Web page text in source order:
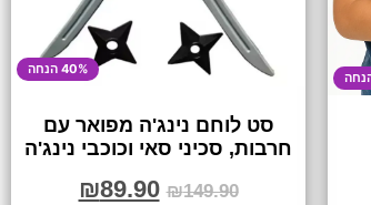
40% הנחה
סט לוחם נינג'ה מפואר עם
חרבות, סכיני סאי וכוכבי נינג'ה
₪149.90
₪89.90